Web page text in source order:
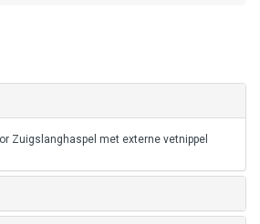
Zuigslanghaspel met externe vetnippel